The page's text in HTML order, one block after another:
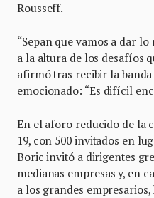
Rousseff.
“Sepan que vamos a dar
a la altura de los desafíos
afirmó tras recibir la
emocionado: “Es difícil
En el aforo reducido de la
19, con 500 invitados en
Boric invitó a dirigentes
medianas empresas y, en
a los grandes